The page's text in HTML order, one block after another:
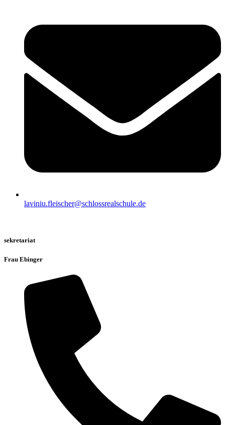
laviniu.fleischer@schlossrealschule.de
sekretariat
Frau Ebinger